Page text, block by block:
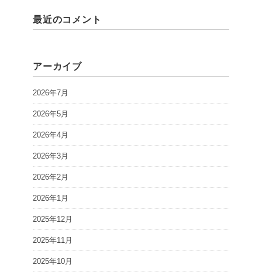
最近のコメント
アーカイブ
2026年7月
2026年5月
2026年4月
2026年3月
2026年2月
2026年1月
2025年12月
2025年11月
2025年10月